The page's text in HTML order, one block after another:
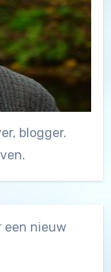
blogger.
een nieuw